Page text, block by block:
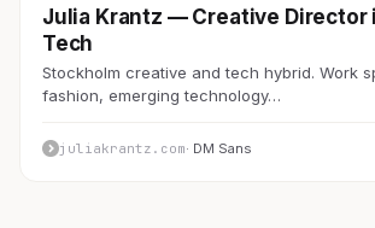
Julia Krantz — Creative Director
Tech
Stockholm creative and tech hybrid. Work
fashion, emerging technology…
juliakrantz.com· DM Sans